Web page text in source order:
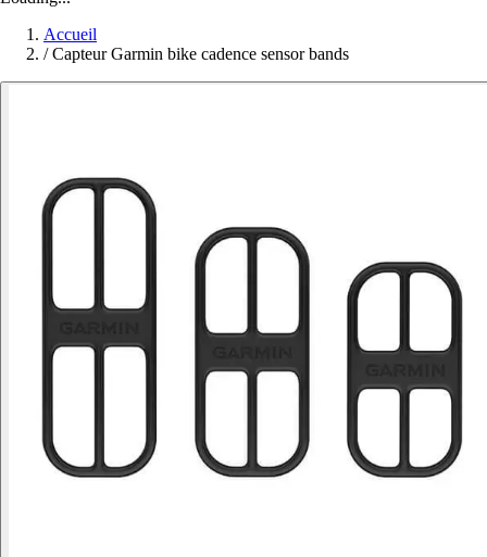
Accueil
/ Capteur Garmin bike cadence sensor bands